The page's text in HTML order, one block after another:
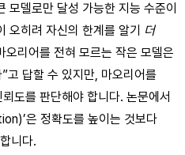
모델로만 달성 가능한 지능 수준이
오히려 자신의 한계를 알기 더
리어를 전혀 모르는 작은 모델은
고 답할 수 있지만, 마오리어를
도를 판단해야 합니다. 논문에서
은 정확도를 높이는 것보다
니다.